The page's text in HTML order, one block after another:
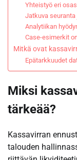
Yhteistyö eri
Jatkuva
Analytiikan
Case-esimerkit
Mitkä ovat
Epätarkkuudet
Miksi
tärkeää?
Kassavirran
talouden